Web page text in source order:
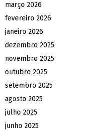
março 2026
fevereiro 2026
janeiro 2026
dezembro 2025
novembro 2025
outubro 2025
setembro 2025
agosto 2025
julho 2025
junho 2025